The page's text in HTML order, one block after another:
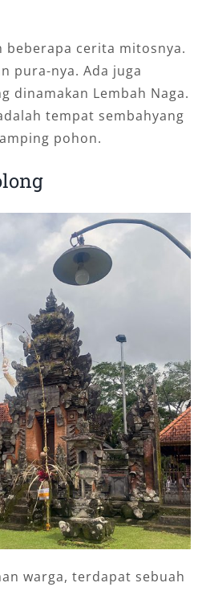
beberapa cerita mitosnya.
pura-nya. Ada juga
dinamakan Lembah Naga.
tempat sembahyang
pohon.
warga, terdapat sebuah